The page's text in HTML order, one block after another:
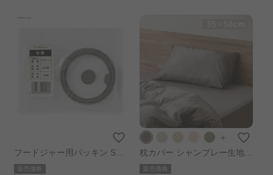
フードジャー用パッキン SFJ
-P販売価格
＋
枕カバー シャンブレー生地
幅35cm ブラウン
販売価格